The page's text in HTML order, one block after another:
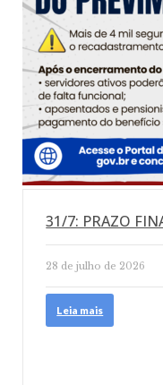
31/7: PRAZO
28 de julho de 2026
Leia mais